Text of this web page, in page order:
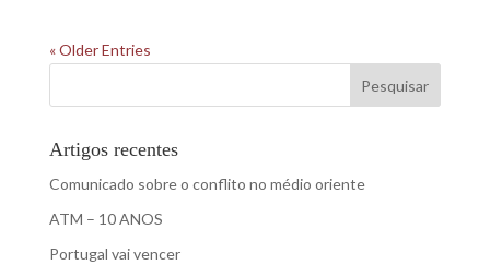
« Older Entries
Pesquisar
Artigos recentes
Comunicado sobre o conflito no médio oriente
ATM – 10 ANOS
Portugal vai vencer